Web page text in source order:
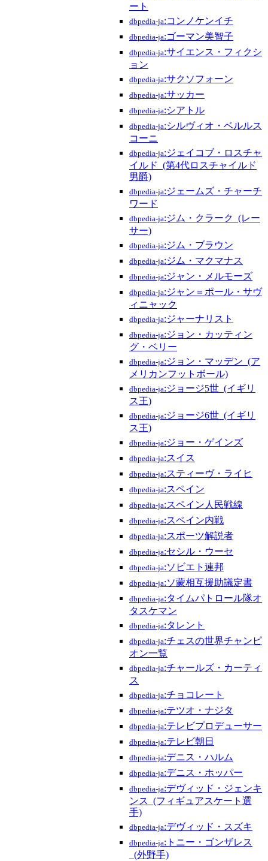
ート
dbpedia-ja:コンノケンイチ
dbpedia-ja:ゴーマン美智子
dbpedia-ja:サイエンス・フィクシ
ョン
dbpedia-ja:サクソフォーン
dbpedia-ja:サッカー
dbpedia-ja:シアトル
dbpedia-ja:シルヴィオ・ベルルス
コーニ
dbpedia-ja:ジェイコブ・ロスチャ
イルド_(第4代ロスチャイルド
男爵)
dbpedia-ja:ジェームズ・チャーチ
ワード
dbpedia-ja:ジム・クラーク_(レー
サー)
dbpedia-ja:ジム・ブラウン
dbpedia-ja:ジム・マクマナス
dbpedia-ja:ジャン・メルモーズ
dbpedia-ja:ジャン＝ポール・サヴ
ィニャック
dbpedia-ja:ジャーナリスト
dbpedia-ja:ジョン・カッティン
グ・ベリー
dbpedia-ja:ジョン・マッデン_(ア
メリカンフットボール)
dbpedia-ja:ジョージ5世_(イギリ
ス王)
dbpedia-ja:ジョージ6世_(イギリ
ス王)
dbpedia-ja:ジョー・ゲインズ
dbpedia-ja:スイス
dbpedia-ja:スティーヴ・ライヒ
dbpedia-ja:スペイン
dbpedia-ja:スペイン人民戦線
dbpedia-ja:スペイン内戦
dbpedia-ja:スポーツ解説者
dbpedia-ja:セシル・ウーセ
dbpedia-ja:ソビエト連邦
dbpedia-ja:ソ蒙相互援助議定書
dbpedia-ja:タイムパトロール隊オ
タスケマン
dbpedia-ja:タレント
dbpedia-ja:チェスの世界チャンピ
オン一覧
dbpedia-ja:チャールズ・カーティ
ス
dbpedia-ja:チョコレート
dbpedia-ja:テツオ・ナジタ
dbpedia-ja:テレビプロデューサー
dbpedia-ja:テレビ朝日
dbpedia-ja:デニス・ハルム
dbpedia-ja:デニス・ホッパー
dbpedia-ja:デヴィッド・ジェンキ
ンス_(フィギュアスケート選
手)
dbpedia-ja:デヴィッド・スズキ
dbpedia-ja:トニー・ゴンザレス
_(外野手)